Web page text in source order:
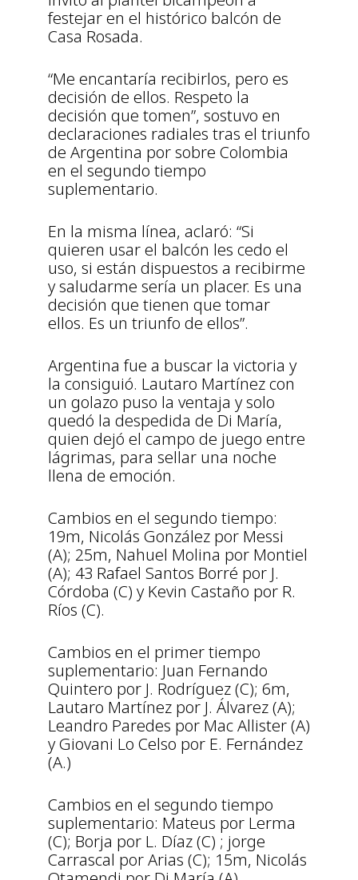
festejar en el histórico balcón de
Casa Rosada.
“Me encantaría recibirlos, pero es
decisión de ellos. Respeto la
decisión que tomen”, sostuvo en
declaraciones radiales tras el triunfo
de Argentina por sobre Colombia
en el segundo tiempo
suplementario.
En la misma línea, aclaró: “Si
quieren usar el balcón les cedo el
uso, si están dispuestos a recibirme
y saludarme sería un placer. Es una
decisión que tienen que tomar
ellos. Es un triunfo de ellos”.
Argentina fue a buscar la victoria y
la consiguió. Lautaro Martínez con
un golazo puso la ventaja y solo
quedó la despedida de Di María,
quien dejó el campo de juego entre
lágrimas, para sellar una noche
llena de emoción.
Cambios en el segundo tiempo:
19m, Nicolás González por Messi
(A); 25m, Nahuel Molina por Montiel
(A); 43 Rafael Santos Borré por J.
Córdoba (C) y Kevin Castaño por R.
Ríos (C).
Cambios en el primer tiempo
suplementario: Juan Fernando
Quintero por J. Rodríguez (C); 6m,
Lautaro Martínez por J. Álvarez (A);
Leandro Paredes por Mac Allister (A)
y Giovani Lo Celso por E. Fernández
(A.)
Cambios en el segundo tiempo
suplementario: Mateus por Lerma
(C); Borja por L. Díaz (C) ; jorge
Carrascal por Arias (C); 15m, Nicolás